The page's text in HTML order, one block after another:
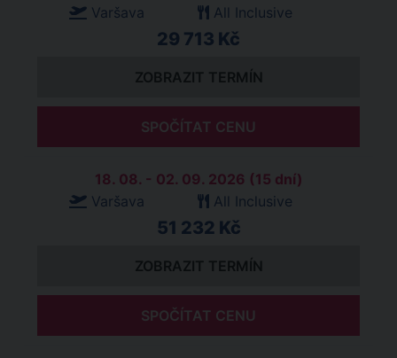
Varšava
All Inclusive
29 713 Kč
ZOBRAZIT TERMÍN
SPOČÍTAT CENU
18. 08. - 02. 09. 2026 (15 dní)
Varšava
All Inclusive
51 232 Kč
ZOBRAZIT TERMÍN
SPOČÍTAT CENU